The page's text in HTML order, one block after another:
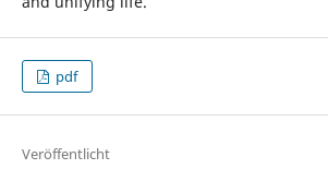
pdf
Veröffentlicht